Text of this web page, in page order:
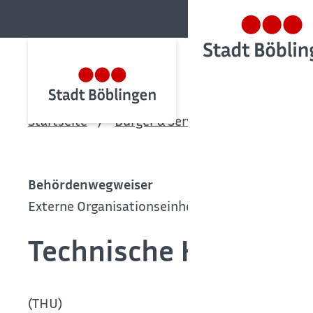
Startseite Bürger & Service
Behördenwegweiser
Externe Organisationseinheit
Technische
(THU)